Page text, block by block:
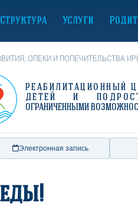
Структура Услуги
ОПЕКИ И ПОПЕЧИТЕЛЬСТВА
РЕАБИЛИТАЦИОННЫЙ
ДЕТЕЙ И
ОГРАНИЧЕННЫМИ
Электронная запись